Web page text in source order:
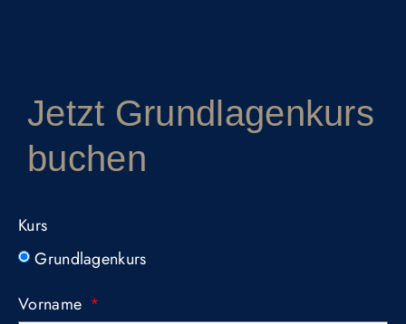
Jetzt Grundlagenkurs
buchen
Kurs
Grundlagenkurs
Vorname